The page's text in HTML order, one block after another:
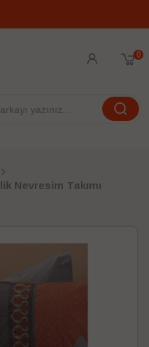
0
Nevresim Takımı